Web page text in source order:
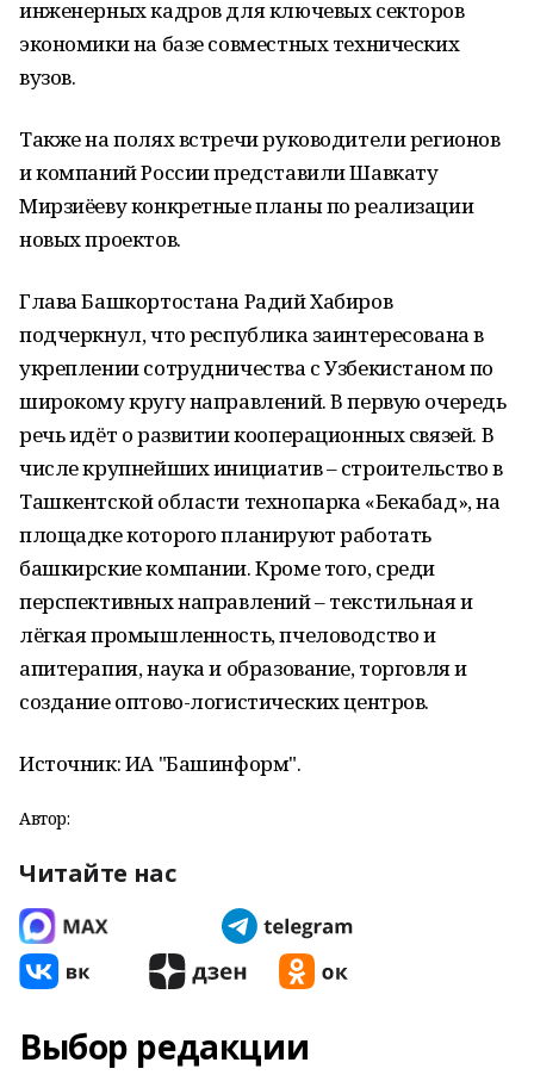
инженерных кадров для ключевых секторов
экономики на базе совместных технических
вузов.
Также на полях встречи руководители регионов
и компаний России представили Шавкату
Мирзиёеву конкретные планы по реализации
новых проектов.
Глава Башкортостана Радий Хабиров
подчеркнул, что республика заинтересована в
укреплении сотрудничества с Узбекистаном по
широкому кругу направлений. В первую очередь
речь идёт о развитии кооперационных связей. В
числе крупнейших инициатив – строительство в
Ташкентской области технопарка «Бекабад», на
площадке которого планируют работать
башкирские компании. Кроме того, среди
перспективных направлений – текстильная и
лёгкая промышленность, пчеловодство и
апитерапия, наука и образование, торговля и
создание оптово-логистических центров.
Источник: ИА "Башинформ".
Автор:
Читайте нас
Выбор редакции